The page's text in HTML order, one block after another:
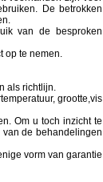
De betrokken
van de besproken
op te nemen.
als richtlijn.
grootte,vis
Om u toch inzicht te
de behandelingen
vorm van garantie